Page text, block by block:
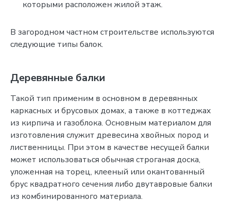
которыми расположен жилой этаж.
В загородном частном строительстве используются
следующие типы балок.
Деревянные балки
Такой тип применим в основном в деревянных
каркасных и брусовых домах, а также в коттеджах
из кирпича и газоблока. Основным материалом для
изготовления служит древесина хвойных пород и
лиственницы. При этом в качестве несущей балки
может использоваться обычная строганая доска,
уложенная на торец, клееный или окантованный
брус квадратного сечения либо двутавровые балки
из комбинированного материала.